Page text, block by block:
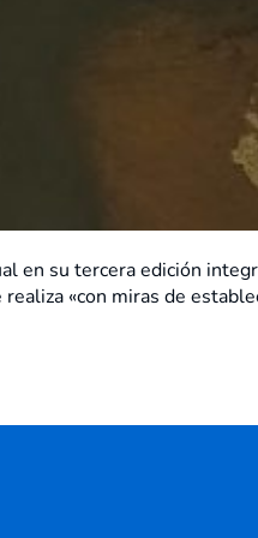
en su tercera edición
«con miras de